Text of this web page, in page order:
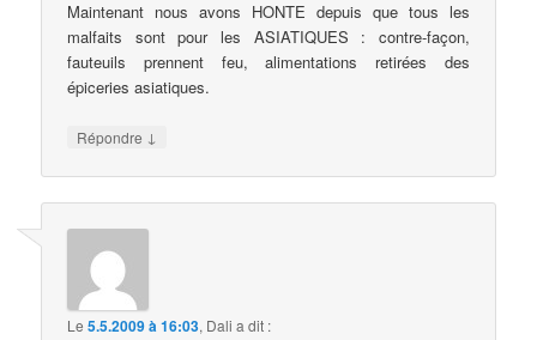
Maintenant nous avons HONTE depuis que tous les
malfaits sont pour les ASIATIQUES : contre-façon,
fauteuils prennent feu, alimentations retirées des
épiceries asiatiques.
Répondre ↓
Le5.5.2009 à 16:03, Dali a dit :